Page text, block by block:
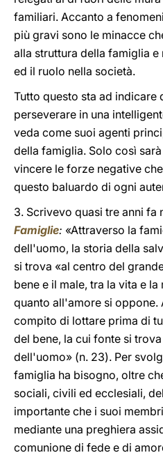
familiari. Accanto a
più gravi sono le minacce
alla struttura della famiglia
ed il ruolo nella società.
Tutto questo sta ad indicare
perseverare in una
veda come suoi agenti
della famiglia. Solo così
vincere le forze negative
questo baluardo di ogni
3. Scrivevo quasi tre anni fa
Famiglie: «Attraverso la
dell'uomo, la storia della
si trova «al centro del
bene e il male, tra la vita e
quanto all'amore si
compito di lottare prima di
del bene, la cui fonte si
dell'uomo» (n. 23). Per
famiglia ha bisogno, oltre
sociali, civili ed ecclesiali,
importante che i suoi
mediante una preghiera
comunione di fede e di